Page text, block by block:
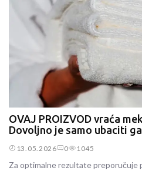
OVAJ PROIZVOD vraća
Dovoljno je samo ubaciti
13.05.2026 0 1045
Za optimalne rezultate preporučuje